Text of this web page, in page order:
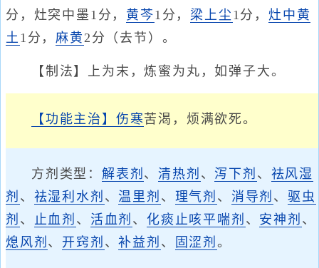
分，灶突中墨1分， 黄芩1分， 梁上尘 1分，灶中黄
土 1分，麻黄2分（去节）。
【制法】上为末，炼蜜为丸，如弹子大。
【功能主治】 伤寒苦渴，烦满欲死。
方剂类型： 解表剂 、清热剂 、 泻下剂 、 祛风湿
剂 、 祛湿利水剂 、温里剂 、 理气剂 、 消导剂 、驱虫
剂 、 止血剂 、 活血剂 、 化痰止咳平喘剂 、 安神剂 、
熄风剂 、 开窍剂 、补益剂 、 固涩剂。